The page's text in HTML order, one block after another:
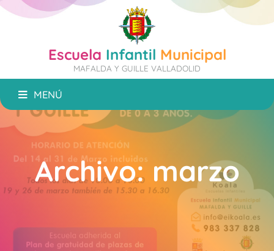
Escuela Infantil Municipal
MAFALDA Y GUILLE VALLADOLID
MENÚ
Archivo:marzo